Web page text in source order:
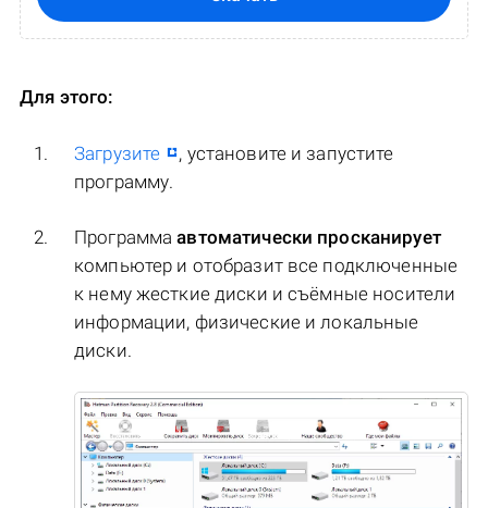
Для этого:
Загрузите
, установите и запустите
программу.
Программаавтоматически просканирует
компьютер и отобразит все подключенные
к нему жесткие диски и съёмные носители
информации, физические и локальные
диски.